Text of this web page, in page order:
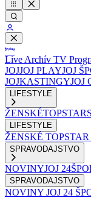
Live Archív TV
JOJJOJ PLAYJOJ
JOJKASTINGYJOJ
LIFESTYLE
ŽENSKÉTOPSTAR
LIFESTYLE
ŽENSKÉ TOPSTAR
SPRAVODAJSTVO
NOVINYJOJ 24
SPRAVODAJSTVO
NOVINY JOJ 24